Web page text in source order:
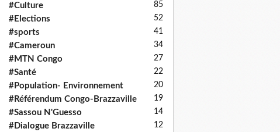
#Culture 85
#Elections 52
#sports 41
#Cameroun 34
#MTN Congo 27
#Santé 22
#Population- Environnement 20
#Référendum Congo-Brazzaville 19
#Sassou N'Guesso 14
#Dialogue Brazzaville 12